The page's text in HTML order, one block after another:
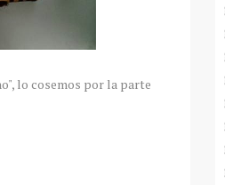
lo cosemos por la parte